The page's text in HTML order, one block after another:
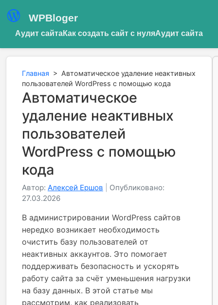
WPBloger
Аудит сайтаКак создать сайт с нуляАудит сайта
Главная > Автоматическое удаление неактивных
пользователей WordPress с помощью кода
Автоматическое
удаление неактивных
пользователей
WordPress с помощью
кода
Автор: Алексей Ершов
Опубликовано:
27.03.2026
В администрировании WordPress сайтов
нередко возникает необходимость
очистить базу пользователей от
неактивных аккаунтов. Это помогает
поддерживать безопасность и ускорять
работу сайта за счёт уменьшения нагрузки
на базу данных. В этой статье мы
рассмотрим, как реализовать